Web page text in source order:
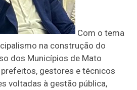
Com o tema
na construção do
dos Municípios de Mato
gestores e técnicos
voltadas à gestão pública,